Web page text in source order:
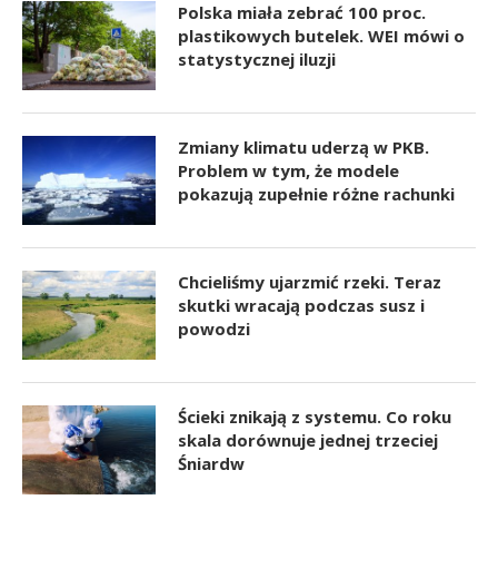
Polska miała zebrać 100 proc.
plastikowych butelek. WEI mówi o
statystycznej iluzji
Zmiany klimatu uderzą w PKB.
Problem w tym, że modele
pokazują zupełnie różne rachunki
Chcieliśmy ujarzmić rzeki. Teraz
skutki wracają podczas susz i
powodzi
Ścieki znikają z systemu. Co roku
skala dorównuje jednej trzeciej
Śniardw